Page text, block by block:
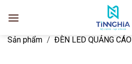
Sản phẩm / ĐÈN LED QUẢNG CÁO